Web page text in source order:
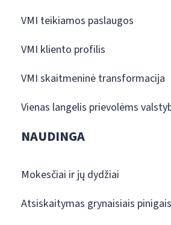
VMI teikiamos paslaugos
VMI kliento profilis
VMI skaitmeninė transformacija
Vienas langelis prievolėms
NAUDINGA
Mokesčiai ir jų dydžiai
Atsiskaitymas grynaisiais pinigais